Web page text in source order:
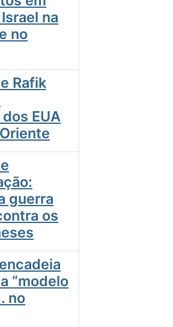
na
no
Rafik
EUA
guerra
os
“modelo
no